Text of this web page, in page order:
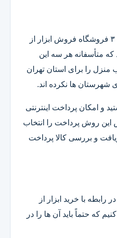
در بررسی های انجام شده تنها ۳ فروشگاه فروش ابزار از
که متأسفانه هر سه این
را برای استان تهران
شهرستان ها نکرده اند.
و امکان پرداخت اینترنتی
این روش پرداخت را انتخاب
و بررسی کالا پرداخت
با خرید ابزار از
که حتماً باید آن ها را در